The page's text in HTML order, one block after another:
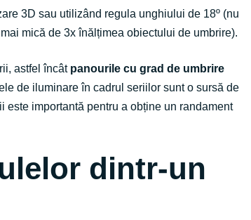
3D sau utilizând regula unghiului de 18º (nu
mică de 3x înălțimea obiectului de umbrire).
astfel încât panourile cu grad de umbrire
de iluminare în cadrul seriilor sunt o sursă de
importantă pentru a obține un randament
dintr-un